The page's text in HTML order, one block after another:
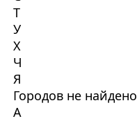
Т
У
Х
Ч
Я
Городов не найдено
А